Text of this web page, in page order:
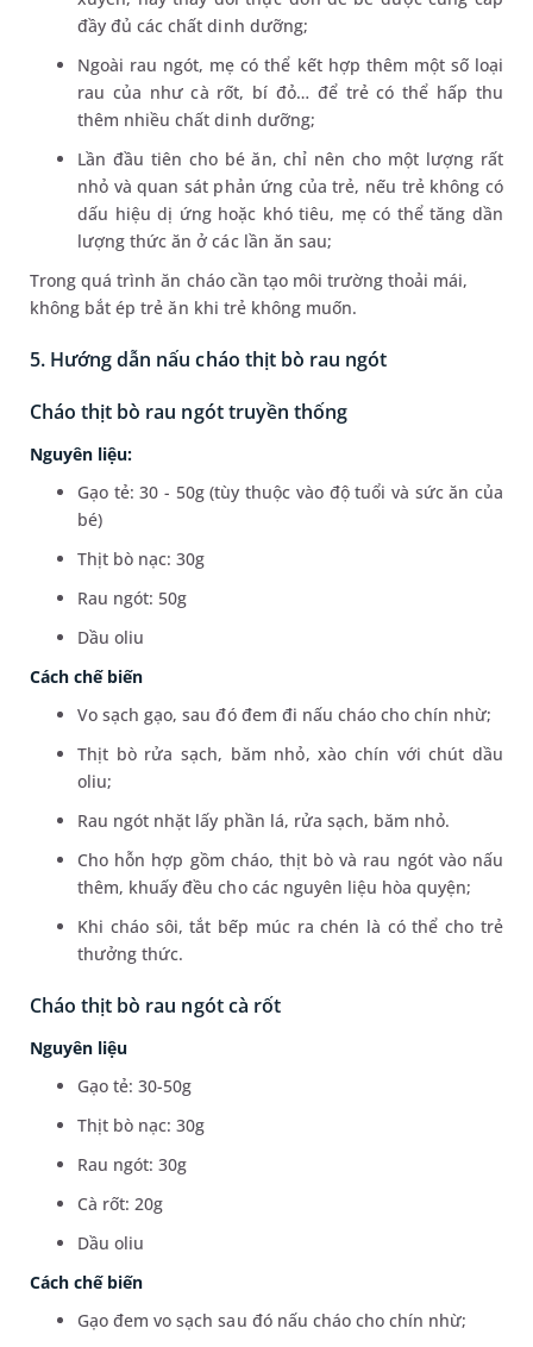
đầy đủ các chất dinh dưỡng;
Ngoài rau ngót, mẹ có thể kết hợp thêm một số loại
rau của như cà rốt, bí đỏ… để trẻ có thể hấp thu
thêm nhiều chất dinh dưỡng;
Lần đầu tiên cho bé ăn, chỉ nên cho một lượng rất
nhỏ và quan sát phản ứng của trẻ, nếu trẻ không có
dấu hiệu dị ứng hoặc khó tiêu, mẹ có thể tăng dần
lượng thức ăn ở các lần ăn sau;
Trong quá trình ăn cháo cần tạo môi trường thoải mái,
không bắt ép trẻ ăn khi trẻ không muốn.
5. Hướng dẫn nấu cháo thịt bò rau ngót
Cháo thịt bò rau ngót truyền thống
Nguyên liệu:
Gạo tẻ: 30 - 50g (tùy thuộc vào độ tuổi và sức ăn của
bé)
Thịt bò nạc: 30g
Rau ngót: 50g
Dầu oliu
Cách chế biến
Vo sạch gạo, sau đó đem đi nấu cháo cho chín nhừ;
Thịt bò rửa sạch, băm nhỏ, xào chín với chút dầu
oliu;
Rau ngót nhặt lấy phần lá, rửa sạch, băm nhỏ.
Cho hỗn hợp gồm cháo, thịt bò và rau ngót vào nấu
thêm, khuấy đều cho các nguyên liệu hòa quyện;
Khi cháo sôi, tắt bếp múc ra chén là có thể cho trẻ
thưởng thức.
Cháo thịt bò rau ngót cà rốt
Nguyên liệu
Gạo tẻ: 30-50g
Thịt bò nạc: 30g
Rau ngót: 30g
Cà rốt: 20g
Dầu oliu
Cách chế biến
Gạo đem vo sạch sau đó nấu cháo cho chín nhừ;